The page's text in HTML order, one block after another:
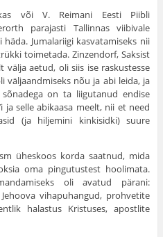
või V. Reimani Eesti Piibli
parajasti Tallinnas viibivale
Jumalariigi kasvatami­seks nii
toimetada. Zin­zendorf, Saksist
välja aetud, oli siis ise raskustesse
väljaandmiseks nõu ja abi leida, ja
sõnadega on ta liigutanud endise
ja selle abikaasa meelt, nii et need
(ja hiljemini kinkisidki) suure
üheskoos korda saatnud, mida
oma pingutustest hoo­limata.
oli avatud pärani:
vihapuhangud, prohvetite
halastus Kristu­ses, apostlite